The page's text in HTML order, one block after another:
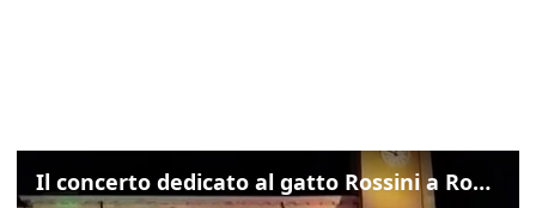
Il concerto dedicato al gatto Rossini a Rovigo: ecco un estratto